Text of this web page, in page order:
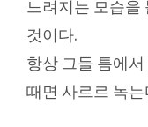
느려지는 모습을
것이다.
항상 그들 틈에
때면 사르르 녹는